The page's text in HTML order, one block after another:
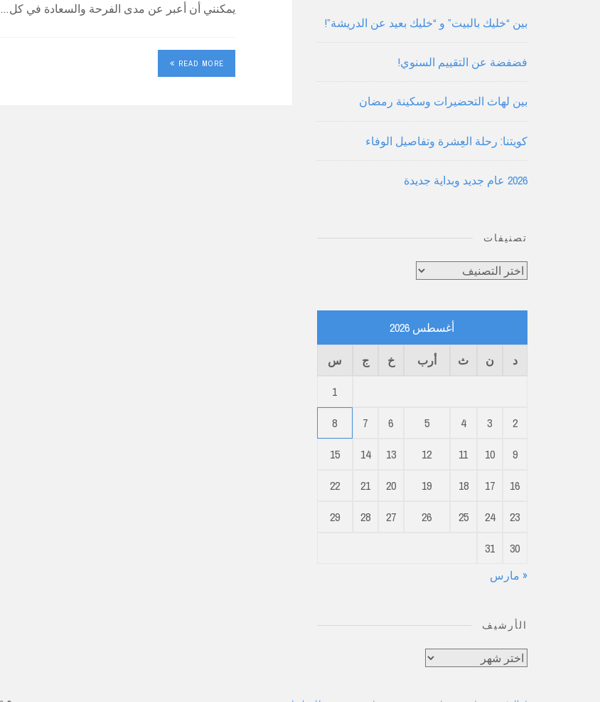
يمكنني أن أعبر عن مدى الفرحة والسعادة في كل…
READ MORE
بين “خليك بالبيت” و “خليك بعيد عن الدريشة”!
فضفضة عن التقييم السنوي!
بين لهاث التحضيرات وسكينة رمضان
كويتنا: رحلة العِشرة وتفاصيل الوفاء
2026 عام جديد وبداية جديدة
تصنيفات
تصنيفات
أغسطس 2026
د ن ث أرب خ ج
س
1
2
3
4
5
6
7
8
9
10
11
12
13
14
15
16
17
18
19
20
21
22
23
24
25
26
27
28
29
30
31
« مارس
الأرشيف
الأرشيف